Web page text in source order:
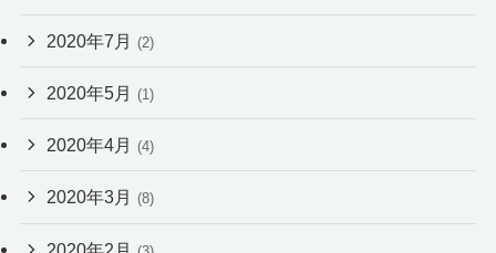
2020年7月 (2)
2020年5月 (1)
2020年4月 (4)
2020年3月 (8)